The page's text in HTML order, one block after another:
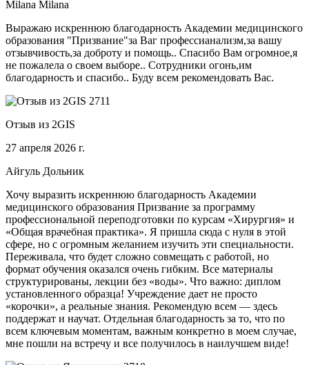
Milana Milana
Выражаю искреннюю благодарность Академии медицинского
образования "Призвание"за Ваг профессианализм,за вашу
отзывчивость,за доброту и помощь.. Спасибо Вам огромное,я
не пожалела о своем выборе.. Сотрудники огонь,им
благодарность и спасибо.. Буду всем рекомендовать Вас.
Отзыв из 2GIS
27 апреля 2026 г.
Айгуль Дольник
Хочу выразить искреннюю благодарность Академии
медицинского образования Призвание за программу
профессиональной переподготовки по курсам «Хирургия» и
«Общая врачебная практика». Я пришла сюда с нуля в этой
сфере, но с огромным желанием изучить эти специальности.
Переживала, что будет сложно совмещать с работой, но
формат обучения оказался очень гибким. Все материалы
структурированы, лекции без «воды». Что важно: диплом
установленного образца! Учреждение дает не просто
«корочки», а реальные знания. Рекомендую всем — здесь
поддержат и научат. Отдельная благодарность за то, что по
всем ключевым моментам, важным конкретно в моем случае,
мне пошли на встречу и все получилось в наилучшем виде!